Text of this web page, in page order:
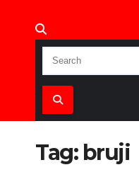
Tag: bruji